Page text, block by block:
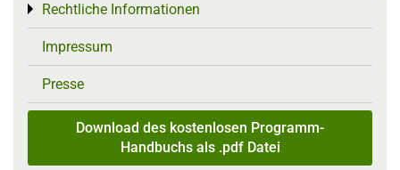
Rechtliche Informationen
Toggle menu
Impressum
Presse
Download des kostenlosen Programm-
Handbuchs als .pdf Datei